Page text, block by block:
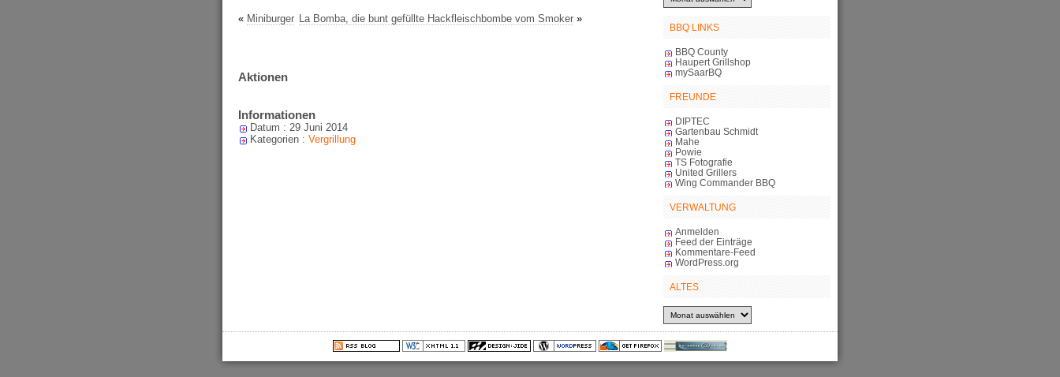
« Miniburger La Bomba, die bunt gefüllte Hackfleischbombe vom Smoker »
Aktionen
Informationen
Datum : 29 Juni 2014
Kategorien : Vergrillung
BBQ LINKS
BBQ County
Haupert Grillshop
mySaarBQ
FREUNDE
DIPTEC
Gartenbau Schmidt
Mahe
Powie
TS Fotografie
United Grillers
Wing Commander BBQ
VERWALTUNG
Anmelden
Feed der Einträge
Kommentare-Feed
WordPress.org
ALTES
Altes